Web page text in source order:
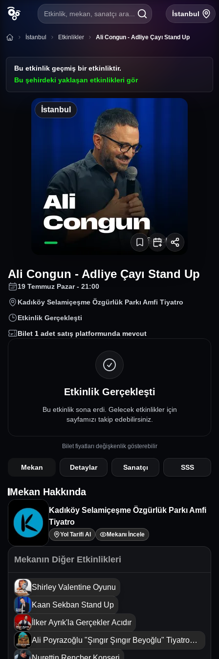
Etkinlik, mekan, sanatçı ara... İstanbul
İstanbul Etkinlikler Ali Congun - Adliye Çayı Stand Up
Bu etkinlik geçmiş bir etkinliktir.
Bu şehirdeki yaklaşan etkinlikleri gör
Ali Congun
İstanbul
Ali Congun - Adliye Çayı Stand Up
19 Temmuz Pazar - 21:00
Kadıköy Selamiçeşme Özgürlük Parkı Amfi Tiyatro
Etkinlik Gerçekleşti
Bilet 1 adet satış platformunda mevcut
Etkinlik Gerçekleşti
Bu etkinlik sona erdi. Gelecek etkinlikler için
sayfamızı takip edebilirsiniz.
Bilet fiyatları değişkenlik gösterebilir
Mekan Detaylar Sanatçı SSS
Mekan Hakkında
Kadıköy Selamiçeşme Özgürlük Parkı Amfi
Tiyatro
Yol Tarifi Al Mekanı İncele
Mekanın Diğer Etkinlikleri
Shirley Valentine Oyunu
Kaan Sekban Stand Up
İlker Ayrık'la Gerçekler Acıdır
Ali Poyrazoğlu "Şıngır Şıngır Beyoğlu" Tiyatro